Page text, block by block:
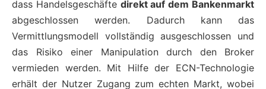
dass Handelsgeschäfte direkt auf dem Bankenmarkt
abgeschlossen werden. Dadurch kann das
Vermittlungsmodell vollständig ausgeschlossen und
das Risiko einer Manipulation durch den Broker
vermieden werden. Mit Hilfe der ECN-Technologie
erhält der Nutzer Zugang zum echten Markt, wobei